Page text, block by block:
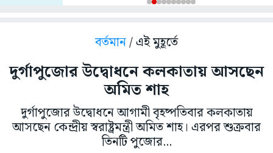
বর্তমান/ এই মুহূর্তে
দুর্গাপুজোর উদ্বোধনে কলকাতায় আসছেন
অমিত শাহ
দুর্গাপুজোর উদ্বোধনে আগামী বৃহষ্পতিবার কলকাতায়
আসছেন কেন্দ্রীয় স্বরাষ্ট্রমন্ত্রী অমিত শাহ। এরপর শুক্রবার
তিনটি পুজোর...